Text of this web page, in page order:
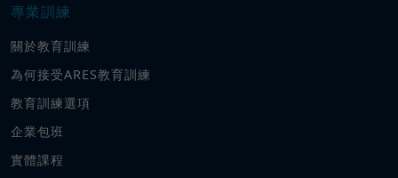
專業訓練
關於教育訓練
為何接受ARES教育訓練
教育訓練選項
企業包班
實體課程